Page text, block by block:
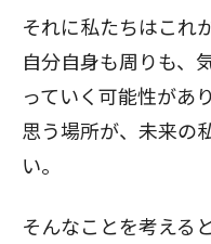
それに私たちはこれ
自分自身も周りも、
っていく可能性があ
思う場所が、未来の
い。
そんなことを考える